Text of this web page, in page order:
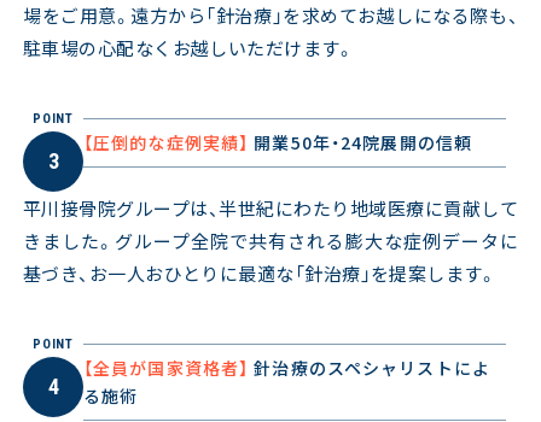
場をご用意。遠方から「針治療」を求めてお越しになる際も、
駐車場の心配なくお越しいただけます。
POINT
3
【圧倒的な症例実績】 開業50年・24院展開の信頼
平川接骨院グループは、半世紀にわたり地域医療に貢献して
きました。グループ全院で共有される膨大な症例データに
基づき、お一人おひとりに最適な「針治療」を提案します。
POINT
4
【全員が国家資格者】 針治療のスペシャリストによ
る施術